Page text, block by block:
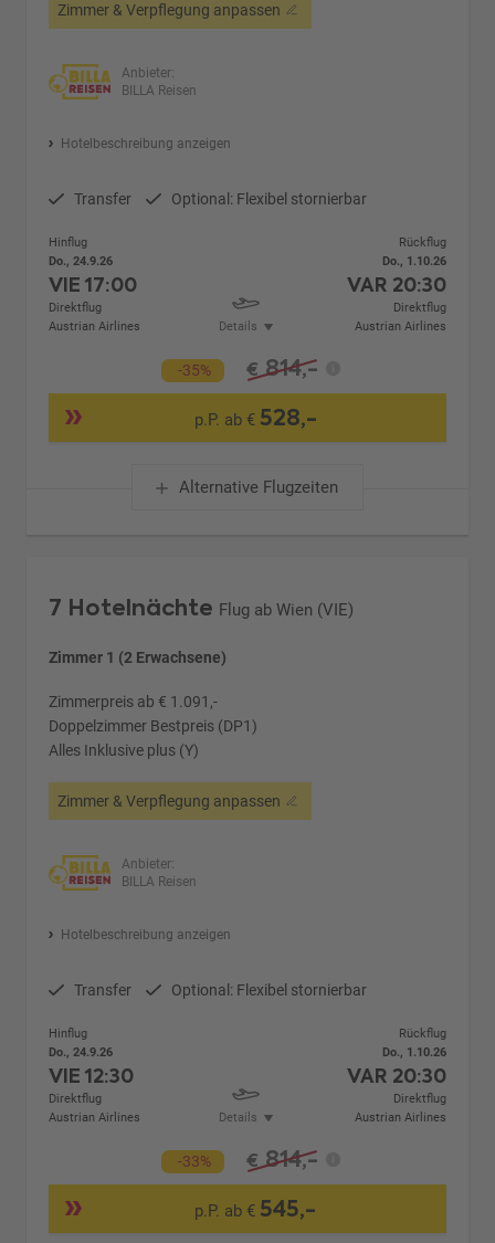
Zimmer & Verpflegung anpassen
Anbieter:
BILLA Reisen
Hotelbeschreibung anzeigen
Transfer Optional: Flexibel stornierbar
Hinflug
Do., 24.9.26
VIE17:00
Direktflug
Austrian Airlines
Details
Rückflug
Do., 1.10.26
VAR 20:30
Direktflug
Austrian Airlines
-35% € 814,-
p.P. ab € 528,-
Alternative Flugzeiten
7 Hotelnächte Flug ab Wien (VIE)
Zimmer 1 (2 Erwachsene)
Zimmerpreis ab € 1.091,-
Doppelzimmer Bestpreis (DP1)
Alles Inklusive plus (Y)
Zimmer & Verpflegung anpassen
Anbieter:
BILLA Reisen
Hotelbeschreibung anzeigen
Transfer Optional: Flexibel stornierbar
Hinflug
Do., 24.9.26
VIE12:30
Direktflug
Austrian Airlines
Details
Rückflug
Do., 1.10.26
VAR 20:30
Direktflug
Austrian Airlines
-33% € 814,-
p.P. ab € 545,-